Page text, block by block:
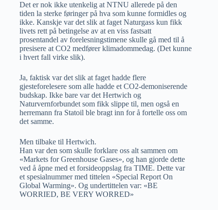
Det er nok ikke utenkelig at NTNU allerede på den
tiden la sterke føringer på hva som kunne formidles og
ikke. Kanskje var det slik at faget Naturgass kun fikk
livets rett på betingelse av at en viss fastsatt
prosentandel av forelesningstimene skulle gå med til å
presisere at CO2 medfører klimadommedag. (Det kunne
i hvert fall virke slik).
Ja, faktisk var det slik at faget hadde flere
gjesteforelesere som alle hadde et CO2-demoniserende
budskap. Ikke bare var det Hertwich og
Naturvernforbundet som fikk slippe til, men også en
herremann fra Statoil ble bragt inn for å fortelle oss om
det samme.
Men tilbake til Hertwich.
Han var den som skulle forklare oss alt sammen om
«Markets for Greenhouse Gases», og han gjorde dette
ved å åpne med et forsideoppslag fra TIME. Dette var
et spesialnummer med tittelen «Special Report On
Global Warming». Og undertittelen var: «BE
WORRIED, BE VERY WORRED»